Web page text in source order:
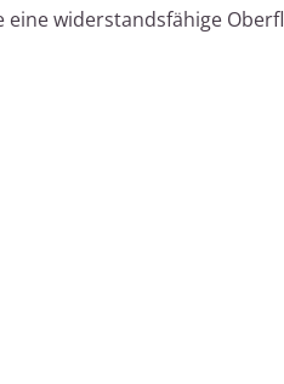
widerstandsfähige